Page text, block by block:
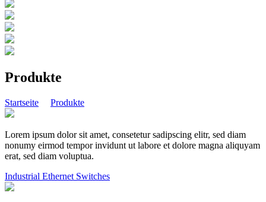
Produkte
Startseite Produkte
Lorem ipsum dolor sit amet, consetetur sadipscing elitr, sed diam
nonumy eirmod tempor invidunt ut labore et dolore magna aliquyam
erat, sed diam voluptua.
Industrial Ethernet Switches